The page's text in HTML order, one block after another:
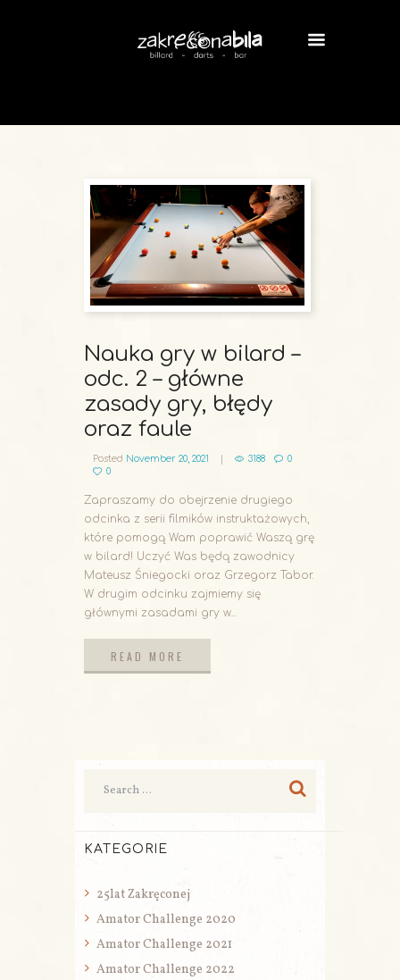
Nauka gry w bilard –
odc. 2 – główne
zasady gry, błędy
oraz faule
Posted November 20, 2021 3188
0
0
Zapraszamy do obejrzenie drugiego
odcinka z serii filmików instruktażowych,
które pomogą Wam poprawić Waszą grę
w bilard! Uczyć Was będą zawodnicy
Mateusz Śniegocki oraz Grzegorz Tabor.
W drugim odcinku zajmiemy się
głównymi zasadami gry w...
READ MORE
KATEGORIE
25lat Zakręconej
Amator Challenge 2020
Amator Challenge 2021
Amator Challenge 2022